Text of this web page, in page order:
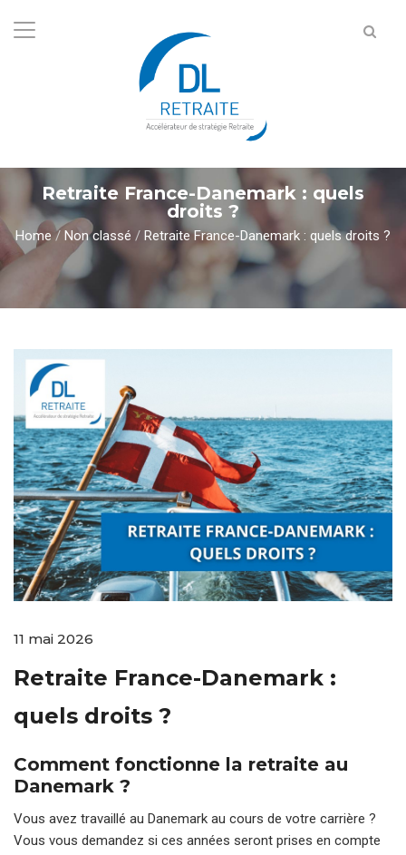
Retraite France-Danemark : quels
droits ?
Home / Non classé / Retraite France-Danemark : quels droits ?
11 mai 2026
Retraite France-Danemark :
quels droits ?
Comment fonctionne la retraite au
Danemark ?
Vous avez travaillé au Danemark au cours de votre carrière ?
Vous vous demandez si ces années seront prises en compte